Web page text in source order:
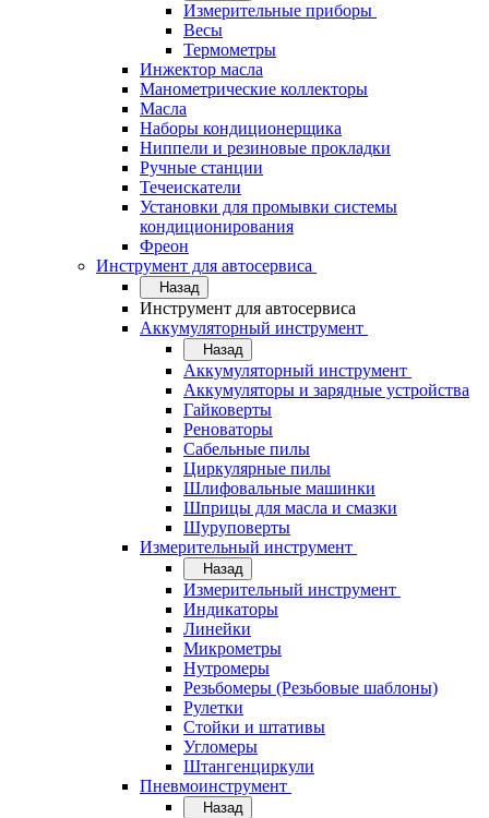
Измерительные приборы
Весы
Термометры
Инжектор масла
Манометрические коллекторы
Масла
Наборы кондиционерщика
Ниппели и резиновые прокладки
Ручные станции
Течеискатели
Установки для промывки системы
кондиционирования
Фреон
Инструмент для автосервиса
Назад
Инструмент для автосервиса
Аккумуляторный инструмент
Назад
Аккумуляторный инструмент
Аккумуляторы и зарядные устройства
Гайковерты
Реноваторы
Сабельные пилы
Циркулярные пилы
Шлифовальные машинки
Шприцы для масла и смазки
Шуруповерты
Измерительный инструмент
Назад
Измерительный инструмент
Индикаторы
Линейки
Микрометры
Нутромеры
Резьбомеры (Резьбовые шаблоны)
Рулетки
Стойки и штативы
Угломеры
Штангенциркули
Пневмоинструмент
Назад